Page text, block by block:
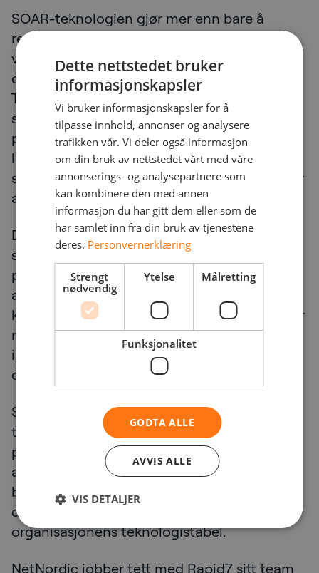
SOAR-teknologien gjør mer enn bare å
reagere på hendelser eller tjene som et
verktøy for sikkerhetsoperasjonssentre /
cybersikkerhet for å håndtere økende varsler.
Tidligere varslet mange
sikkerhetsinformasjonssystemer at
programvaren behandlet data i antall. Så
lenge mange sårbarheter var patchet, var
sikkerhetsledelsen og styrene deres glade for
at ting gikk bra.
Den logikken er imidlertid feil. Visse
sårbarheter er farligere enn andre. I SOAR-
plattformer brukes kunstig intelligens for å
analysere og kategorisere sårbarheter ut fra
kritikalitet. Rapid7 sin SOAR-plattform bruker
markedsledende automasjon for å bygge
intelligente arbeidsflyter som hjelper teamet
ditt å strømlinjeforme all drift.
SOAR-plattformer hjelper også med økt
teamfleksibilitet og samarbeid. Mange
plattformer kommer med forhåndsbygde
arbeidsflyter for å håndtere de vanligste
brukstilfellene for å spare tid og penger, men
de fleste av dem kan tilpasses for å passe
organisasjonens teknologistabel.
NetNordic jobber tett med Rapid7 sitt team
Dette nettstedet bruker
informasjonskapsler
Vi bruker informasjonskapsler for å
tilpasse innhold, annonser og analysere
trafikken vår. Vi deler også informasjon
om din bruk av nettstedet vårt med våre
annonserings- og analysepartnere som
kan kombinere den med annen
informasjon du har gitt dem eller som de
har samlet inn fra din bruk av tjenestene
deres. Personvernerklæring
Strengt
nødvendig
Ytelse Målretting
Funksjonalitet
GODTA ALLE
AVVIS ALLE
VIS DETALJER